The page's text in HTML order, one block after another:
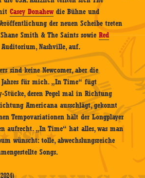
Casey Donahew die Bühne und
der neuen Scheibe treten
Smith & The Saints sowieRed
Nashville, auf.
sind keine Newcomer, aber die
Jahres für mich. „In Time“ fügt
Stücke, deren Pegel mal in Richtung
Americana ausschlägt, gekonnt
Tempovariationen hält der Longplayer
aufrecht. „In Time“ hat alles, was man
wünscht: tolle, abwechslungsreiche
Songs.